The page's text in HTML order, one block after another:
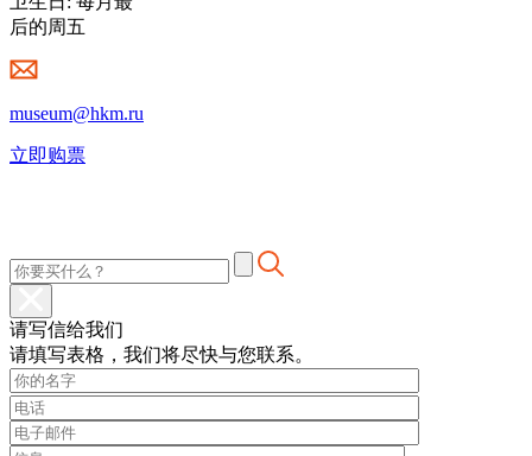
后的周五
museum@hkm.ru
立即购票
请写信给我们
请填写表格，我们将尽快与您联系。